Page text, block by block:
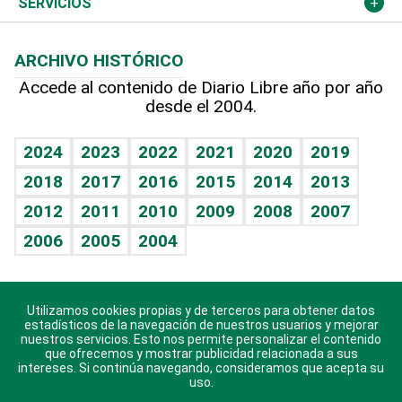
Hablando con el pediatra
Vida y familia
Eñe
Celebrando la vida
Sin complejos
En pocas palabras
Escuchando al corazón
Economía Personal
Línea de hit
TBT Deportivo
Hecho en casa
Guía del dinero
Cumpleaños
Horóscopos
Crucigramas
ARCHIVO HISTÓRICO
Accede al contenido de Diario Libre año por año
desde el 2004.
2024 2023 2022 2021 2020
2019
2018
2017 2016 2015 2014
2013
2012
2011 2010 2009 2008
2007
2006
2005 2004
Descarga nuestras aplicaciones para Android, iOS y
sistema Huawei.
Utilizamos cookies propias y de terceros para obtener datos
estadísticos de la navegación de nuestros usuarios y mejorar
nuestros servicios. Esto nos permite personalizar el contenido
que ofrecemos y mostrar publicidad relacionada a sus
intereses. Si continúa navegando, consideramos que acepta su
uso.